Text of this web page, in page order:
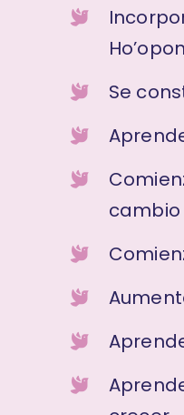
Se
cambio